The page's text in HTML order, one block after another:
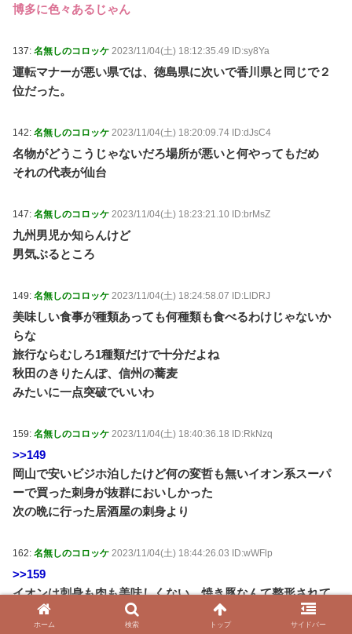
博多に色々あるじゃん
137: 名無しのコロッケ 2023/11/04(土) 18:12:35.49 ID:sy8Ya
運転マナーが悪い県では、徳島県に次いで香川県と同じで２
位だった。
142: 名無しのコロッケ 2023/11/04(土) 18:20:09.74 ID:dJsC4
名物がどうこうじゃないだろ場所が悪いと何やってもだめ
それの代表が仙台
147: 名無しのコロッケ 2023/11/04(土) 18:23:21.10 ID:brMsZ
九州男児か知らんけど
男気ぶるところ
149: 名無しのコロッケ 2023/11/04(土) 18:24:58.07 ID:LlDRJ
美味しい食事が種類あっても何種類も食べるわけじゃないか
らな
旅行ならむしろ1種類だけで十分だよね
秋田のきりたんぽ、信州の蕎麦
みたいに一点突破でいいわ
159: 名無しのコロッケ 2023/11/04(土) 18:40:36.18 ID:RkNzq
>>149
岡山で安いビジホ泊したけど何の変哲も無いイオン系スーパ
ーで買った刺身が抜群においしかった
次の晩に行った居酒屋の刺身より
162: 名無しのコロッケ 2023/11/04(土) 18:44:26.03 ID:wWFlp
>>159
イオンは刺身も肉も美味しくない、焼き豚なんて整形されて
るやん
ホーム 検索 トップ サイドバー